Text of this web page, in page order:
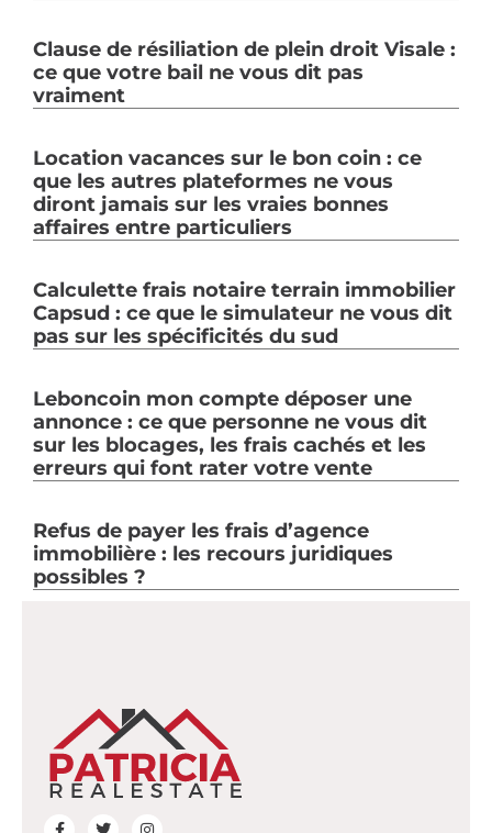
Clause de résiliation de plein droit Visale :
ce que votre bail ne vous dit pas
vraiment
Location vacances sur le bon coin : ce
que les autres plateformes ne vous
diront jamais sur les vraies bonnes
affaires entre particuliers
Calculette frais notaire terrain immobilier
Capsud : ce que le simulateur ne vous dit
pas sur les spécificités du sud
Leboncoin mon compte déposer une
annonce : ce que personne ne vous dit
sur les blocages, les frais cachés et les
erreurs qui font rater votre vente
Refus de payer les frais d’agence
immobilière : les recours juridiques
possibles ?